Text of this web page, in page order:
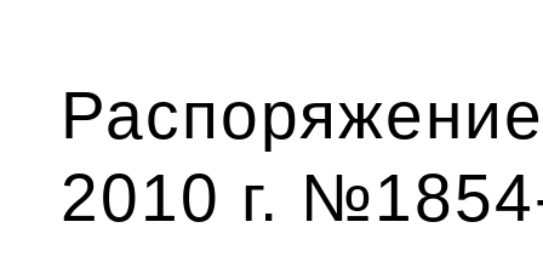
2010 г.